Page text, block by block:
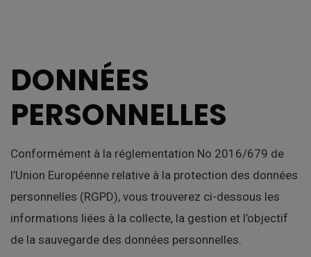
DONNÉES
PERSONNELLES
Conformément à la réglementation No 2016/679 de
l’Union Européenne relative à la protection des données
personnelles (RGPD), vous trouverez ci-dessous les
informations liées à la collecte, la gestion et l’objectif
de la sauvegarde des données personnelles.